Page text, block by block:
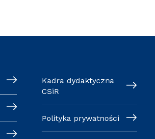
Kadra dydaktyczna
CSiR
Polityka prywatności